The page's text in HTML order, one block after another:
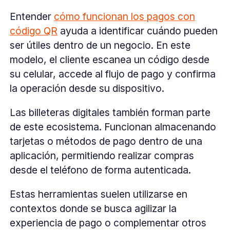
Entender cómo funcionan los pagos con
código QR ayuda a identificar cuándo pueden
ser útiles dentro de un negocio. En este
modelo, el cliente escanea un código desde
su celular, accede al flujo de pago y confirma
la operación desde su dispositivo.
Las billeteras digitales también forman parte
de este ecosistema. Funcionan almacenando
tarjetas o métodos de pago dentro de una
aplicación, permitiendo realizar compras
desde el teléfono de forma autenticada.
Estas herramientas suelen utilizarse en
contextos donde se busca agilizar la
experiencia de pago o complementar otros